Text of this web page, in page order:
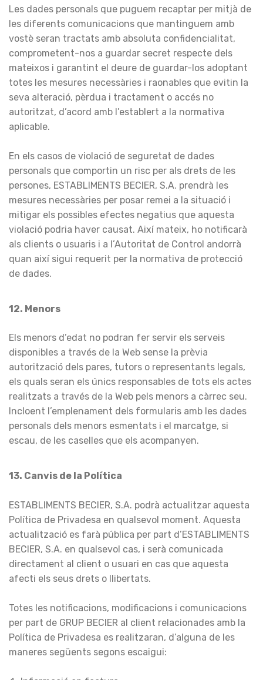
Les dades personals que puguem recaptar per mitjà de
les diferents comunicacions que mantinguem amb
vostè seran tractats amb absoluta confidencialitat,
comprometent-nos a guardar secret respecte dels
mateixos i garantint el deure de guardar-los adoptant
totes les mesures necessàries i raonables que evitin la
seva alteració, pèrdua i tractament o accés no
autoritzat, d’acord amb l’establert a la normativa
aplicable.
En els casos de violació de seguretat de dades
personals que comportin un risc per als drets de les
persones, ESTABLIMENTS BECIER, S.A. prendrà les
mesures necessàries per posar remei a la situació i
mitigar els possibles efectes negatius que aquesta
violació podria haver causat. Així mateix, ho notificarà
als clients o usuaris i a l’Autoritat de Control andorrà
quan així sigui requerit per la normativa de protecció
de dades.
12. Menors
Els menors d’edat no podran fer servir els serveis
disponibles a través de la Web sense la prèvia
autorització dels pares, tutors o representants legals,
els quals seran els únics responsables de tots els actes
realitzats a través de la Web pels menors a càrrec seu.
Incloent l’emplenament dels formularis amb les dades
personals dels menors esmentats i el marcatge, si
escau, de les caselles que els acompanyen.
13. Canvis de la Política
ESTABLIMENTS BECIER, S.A. podrà actualitzar aquesta
Política de Privadesa en qualsevol moment. Aquesta
actualització es farà pública per part d’ESTABLIMENTS
BECIER, S.A. en qualsevol cas, i serà comunicada
directament al client o usuari en cas que aquesta
afecti els seus drets o llibertats.
Totes les notificacions, modificacions i comunicacions
per part de GRUP BECIER al client relacionades amb la
Política de Privadesa es realitzaran, d’alguna de les
maneres següents segons escaigui: